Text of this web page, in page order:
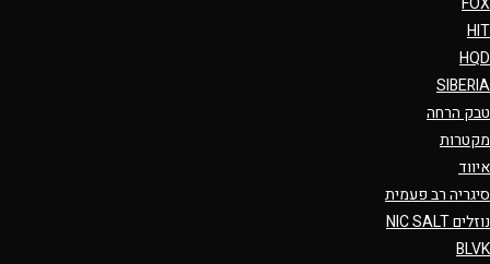
HIT
HQD
SIBERIA
טבק הרחה
מקטרות
איווד
סיגריה רב פעמית
נוזלים NIC SALT
BLVK